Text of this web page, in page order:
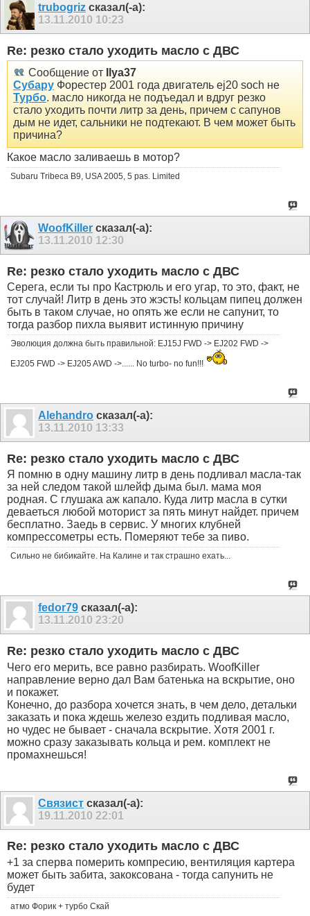
trubogriz сказал(-а):
13.11.2010 10:23
Re: резко стало уходить масло с ДВС
Сообщение от
Ilya37
Субару Форестер 2001 года двигатель ej20 soch не
Турбо. масло никогда не подъедал и вдруг резко
стало уходить почти литр за день, причем с сапунов
дым не идет, сальники не подтекают. В чем может быть
причина?
Какое масло заливаешь в мотор?
Subaru Tribeca B9, USA 2005, 5 pas. Limited
WoofKiller сказал(-а):
13.11.2010 12:30
Re: резко стало уходить масло с ДВС
Серега, если ты про Кастрюль и его угар, то это, факт, не
тот случай! Литр в день это жэсть! кольцам пипец должен
быть в таком случае, но опять же если не сапунит, то
тогда разбор пихла выявит истинную причину
Эволюция должна быть правильной: EJ15J FWD -> EJ202 FWD ->
EJ205 FWD -> EJ205 AWD ->...... No turbo- no fun!!!
Alehandro сказал(-а):
13.11.2010 13:33
Re: резко стало уходить масло с ДВС
Я помню в одну машину литр в день подливал масла-так
за ней следом такой шлейф дыма был. мама моя
родная. С глушака аж капало. Куда литр масла в сутки
деваеться любой моторист за пять минут найдет. причем
бесплатно. Заедь в сервис. У многих клубней
компрессометры есть. Померяют тебе за пиво.
Сильно не бибикайте. На Калине и так страшно ехать...
fedor79 сказал(-а):
13.11.2010 23:20
Re: резко стало уходить масло с ДВС
Чего его мерить, все равно разбирать. WoofKiller
направление верно дал Вам батенька на вскрытие, оно
и покажет.
Конечно, до разбора хочется знать, в чем дело, детальки
заказать и пока ждешь железо ездить подливая масло,
но чудес не бывает - сначала вскрытие. Хотя 2001 г.
можно сразу заказывать кольца и рем. комплект не
промахнешься!
Связист сказал(-а):
19.11.2010 22:01
Re: резко стало уходить масло с ДВС
+1 за сперва померить компресию, вентиляция картера
может быть забита, закоксована - тогда сапунить не
будет
атмо Форик + турбо Скай